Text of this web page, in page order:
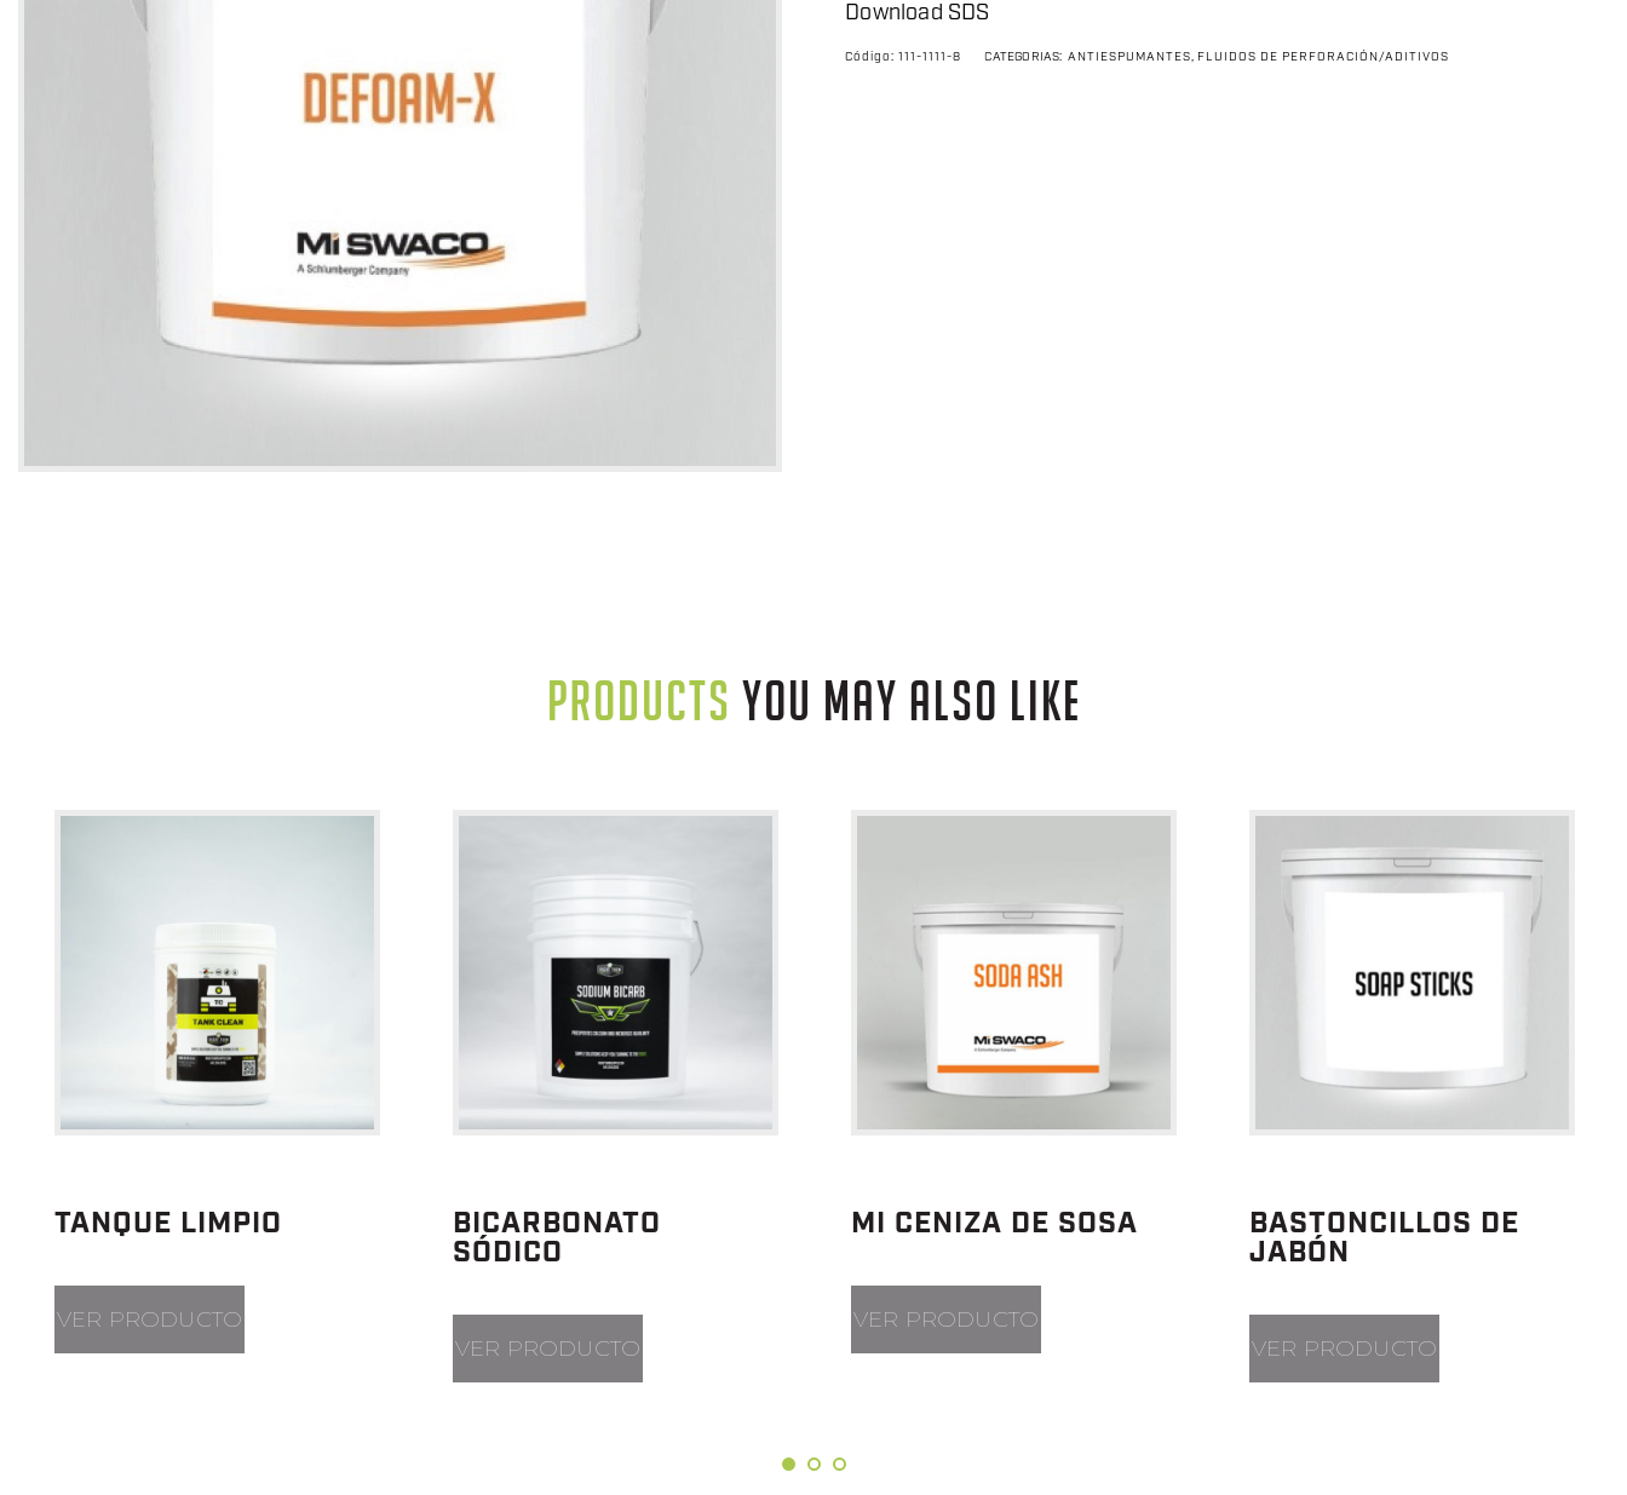
Download SDS
Código:111-1111-8 CATEGORÍAS: ANTIESPUMANTES, FLUIDOS DE PERFORACIÓN/ADITIVOS
PRODUCTS YOU MAY ALSO LIKE
TANQUE LIMPIO
VER PRODUCTO
BICARBONATO
SÓDICO
VER PRODUCTO
MI CENIZA DE SOSA
VER PRODUCTO
BASTONCILLOS DE
JABÓN
VER PRODUCTO